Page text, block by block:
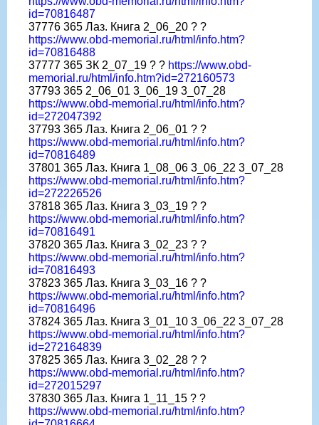
id=70816487
37776 365 Лаз. Книга 2_06_20 ? ?
https://www.obd-memorial.ru/html/info.htm?
id=70816488
37777 365 ЗК 2_07_19 ? ? https://www.obd-
memorial.ru/html/info.htm?id=272160573
37793 365 2_06_01 3_06_19 3_07_28
https://www.obd-memorial.ru/html/info.htm?
id=272047392
37793 365 Лаз. Книга 2_06_01 ? ?
https://www.obd-memorial.ru/html/info.htm?
id=70816489
37801 365 Лаз. Книга 1_08_06 3_06_22 3_07_28
https://www.obd-memorial.ru/html/info.htm?
id=272226526
37818 365 Лаз. Книга 3_03_19 ? ?
https://www.obd-memorial.ru/html/info.htm?
id=70816491
37820 365 Лаз. Книга 3_02_23 ? ?
https://www.obd-memorial.ru/html/info.htm?
id=70816493
37823 365 Лаз. Книга 3_03_16 ? ?
https://www.obd-memorial.ru/html/info.htm?
id=70816496
37824 365 Лаз. Книга 3_01_10 3_06_22 3_07_28
https://www.obd-memorial.ru/html/info.htm?
id=272164839
37825 365 Лаз. Книга 3_02_28 ? ?
https://www.obd-memorial.ru/html/info.htm?
id=272015297
37830 365 Лаз. Книга 1_11_15 ? ?
https://www.obd-memorial.ru/html/info.htm?